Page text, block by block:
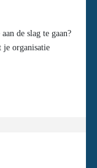
de slag te gaan?
je organisatie